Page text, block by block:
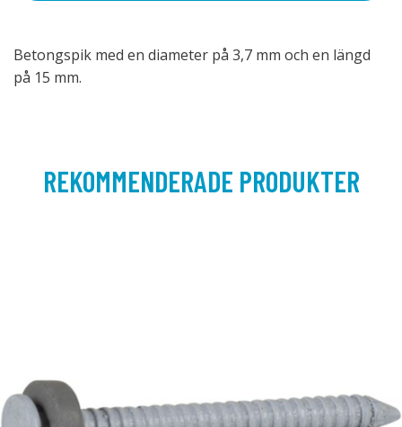
Betongspik med en diameter på 3,7 mm och en längd
på 15 mm.
REKOMMENDERADE PRODUKTER